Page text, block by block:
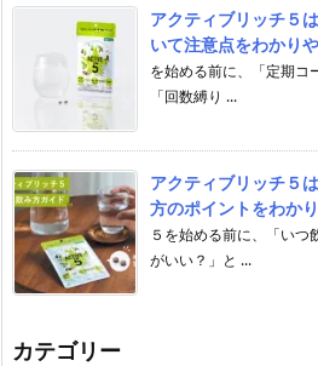
アクティブリッチ５
いて注意点をわかり
を始める前に、「定期コ
「回数縛り ...
アクティブリッチ５
方のポイントをわか
５を始める前に、「いつ
がいい？」と ...
カテゴリー